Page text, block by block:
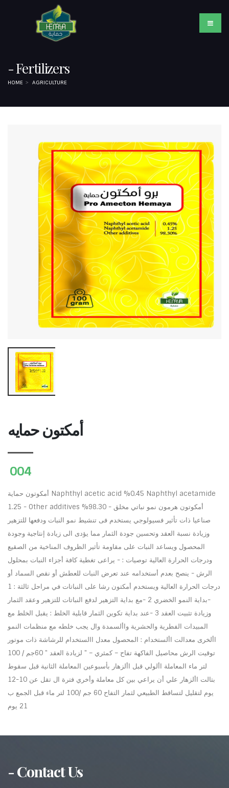
- Fertilizers
HOME AGRICULTURE
أمكتون حمايه
004
أمكوتون حماية Naphthyl acetic acid %0.45 Naphthyl acetamide
1.25 - Other additives %98.30 - أمكوتون هرمون نمو نباتي مخلق
صناعيا ذات تأثير فسيولوجي يستخدم فى تنشيط نمو النبات ودفعها للتزهير
وزيادة نسبة العقد وتحسين جودة الثمار مما يؤدى الى زيادة إنتاجية وجودة
المحصول ويساعد النبات على مقاومة تأثير الظروف المناخية من الصقيع
ودرجات الحرارة العالية توصيات : - يراعى تغطية كافة أجزاء النبات بمحلول
الرش - ينصح بعدم أستخدامه عند تعرض النبات للعطش أو نقص السماد أو
درجات الحرارة العالية ويستخدم أمكتون رشا على النباتات في مراحل ثالثة : 1
-بداية النمو الخضري 2 -مع بداية التزهير لدفع النباتات للتزهير وعقد الثمار
وزيادة تثبيت العقد 3 -عند بداية تكوين الثمار قابلية الخلط : يقبل الخلط مع
المبيدات الفطرية والحشرية واألسمدة وال يجب خلطه مع منظمات النمو
األخرى معدالت األستخدام : المحصول معدل االستخدام للرشاشة ذات موتور
توقيت الرش محاصيل الفاكهة تفاح – كمثري – " لزيادة العقد " 60جم / 100
لتر ماء المعاملة األولي قبل األزهار بأسبوعين المعاملة الثانية قبل سقوط
بتالت األزهار علي أن يراعي بين كل معاملة وأخري فترة ال تقل عن 10-12
يوم لتقليل لتساقط الطبيعي لثمار التفاح 60 جم /100 لتر ماء قبل الجمع ب
- Contact Us